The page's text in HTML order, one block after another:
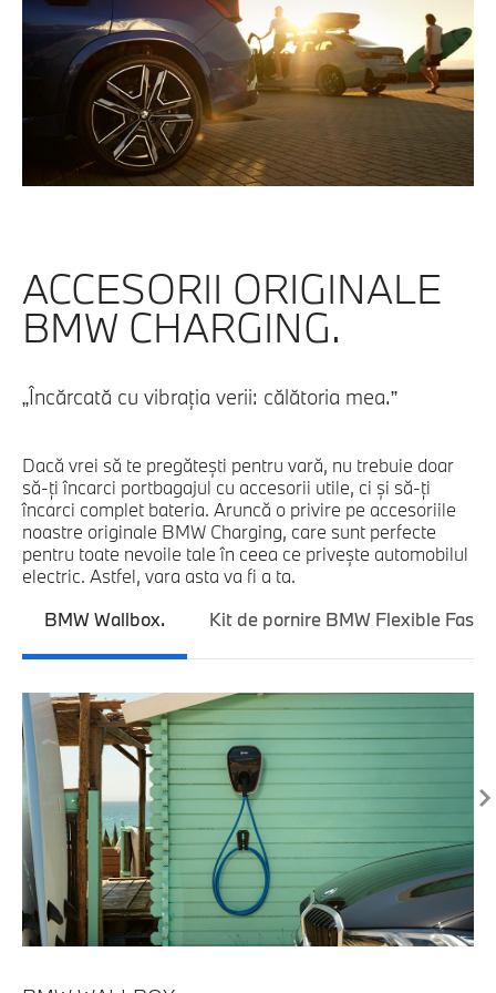
ACCESORII ORIGINALE
BMW CHARGING.
„Încărcată cu vibraţia verii: călătoria mea.”
Dacă vrei să te pregăteşti pentru vară, nu trebuie doar
să-ţi încarci portbagajul cu accesorii utile, ci şi să-ţi
încarci complet bateria. Aruncă o privire pe accesoriile
noastre originale BMW Charging, care sunt perfecte
pentru toate nevoile tale în ceea ce priveşte automobilul
electric. Astfel, vara asta va fi a ta.
BMW Wallbox.
Kit de pornire BMW Flexible Fast